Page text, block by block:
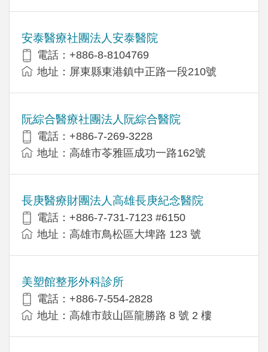
安泰醫療社團法人安泰醫院
電話：+886-8-8104769
地址：屏東縣東港鎮中正路一段210號
阮綜合醫療社團法人阮綜合醫院
電話：+886-7-269-3228
地址：高雄市苓雅區成功一路162號
長庚醫療財團法人高雄長庚紀念醫院
電話：+886-7-731-7123 #6150
地址：高雄市鳥松區大埤路 123 號
美塑館整形外科診所
電話：+886-7-554-2828
地址：高雄市鼓山區龍勝路 8 號 2 樓